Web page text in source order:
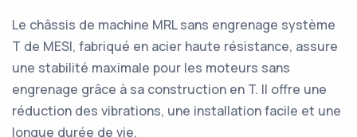
Le châssis de machine MRL sans engrenage système
T de MESI, fabriqué en acier haute résistance, assure
une stabilité maximale pour les moteurs sans
engrenage grâce à sa construction en T. Il offre une
réduction des vibrations, une installation facile et une
longue durée de vie.